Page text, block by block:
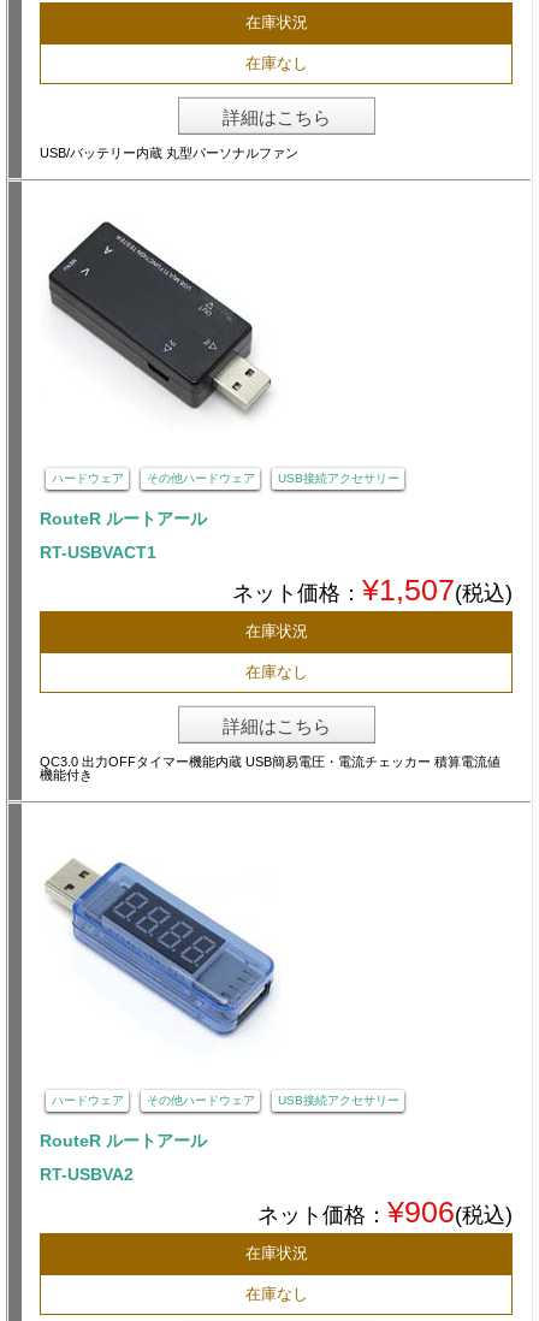
在庫状況
在庫なし
詳細はこちら
USB/バッテリー内蔵 丸型パーソナルファン
ハードウェア その他ハードウェア USB接続アクセサリー
RouteR ルートアール
RT-USBVACT1
ネット価格： ¥1,507(税込)
在庫状況
在庫なし
詳細はこちら
QC3.0 出力OFFタイマー機能内蔵 USB簡易電圧・電流チェッカー 積算電流値
機能付き
ハードウェア その他ハードウェア USB接続アクセサリー
RouteR ルートアール
RT-USBVA2
ネット価格： ¥906(税込)
在庫状況
在庫なし